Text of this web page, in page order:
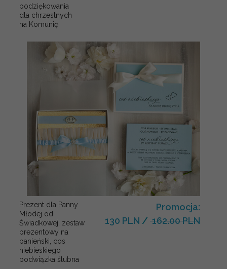
podziękowania
dla chrzestnych
na Komunię
Prezent dla Panny
Młodej od
Świadkowej, zestaw
prezentowy na
panieński, cos
niebieskiego
podwiązka ślubna
Promocja:
130 PLN / 162.00 PLN